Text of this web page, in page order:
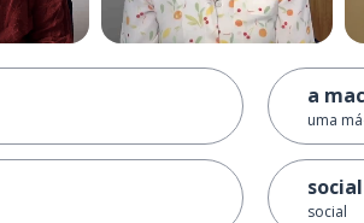
a
uma
social
social